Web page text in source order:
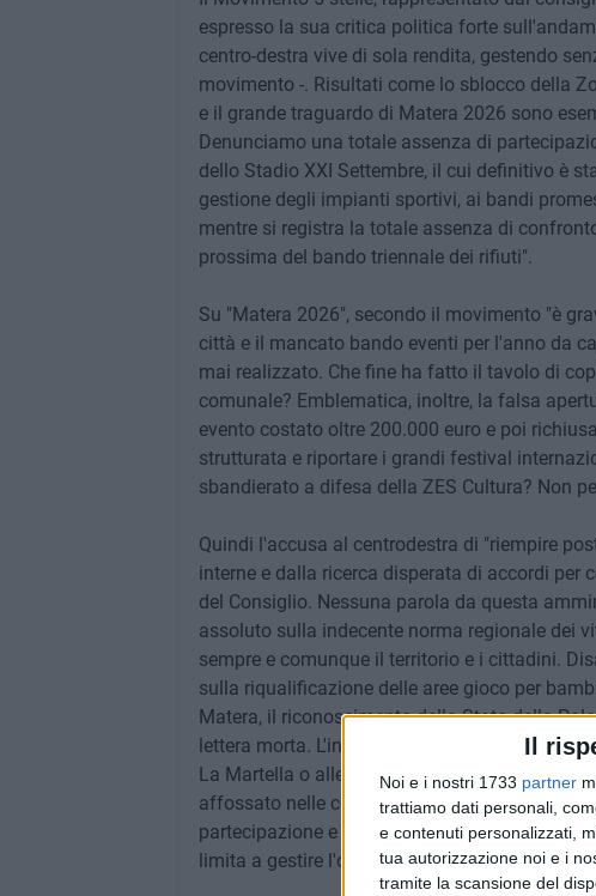
Il
Noi e i nostri 1733 partner
trattiamo dati personali,
e contenuti personalizzati,
tua autorizzazione noi e i
tramite la scansione del
espresso la sua critica politica forte
centro-destra vive di sola rendita, gestendo
movimento -. Risultati come lo sblocco della
e il grande traguardo di Matera 2026 sono
Denunciamo una totale assenza di
dello Stadio XXI Settembre, il cui definitivo è
gestione degli impianti sportivi, ai bandi
mentre si registra la totale assenza di
prossima del bando triennale dei rifiuti".
Su "Matera 2026", secondo il movimento "è
città e il mancato bando eventi per l'anno da
mai realizzato. Che fine ha fatto il tavolo di
comunale? Emblematica, inoltre, la falsa
evento costato oltre 200.000 euro e poi
strutturata e riportare i grandi festival
sbandierato a difesa della ZES Cultura? Non
Quindi l'accusa al centrodestra di "riempire
interne e dalla ricerca disperata di accordi per
del Consiglio. Nessuna parola da questa
assoluto sulla indecente norma regionale dei
sempre e comunque il territorio e i cittadini.
sulla riqualificazione delle aree gioco per
Matera, il riconoscimento dello Stato della
lettera morta. L'intitolazione di un'area giochi
La Martella o alle politiche energetiche
affossato nelle commissioni. Matera è una
partecipazione e una visione propria, non
limita a gestire l'ordinario. Per questo ruolo